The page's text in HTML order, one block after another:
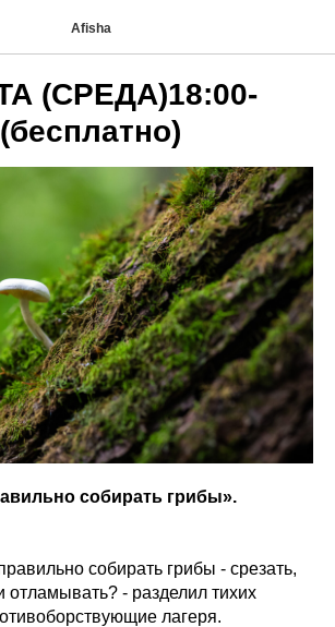
Afisha
(СРЕДА)18:00-
собирать грибы».
собирать грибы - срезать,
отламывать? - разделил тихих
лагеря.